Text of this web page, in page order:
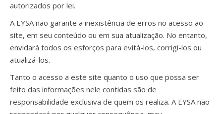
autorizados por lei.
A EYSA não garante a inexistência de erros no acesso ao
site, em seu conteúdo ou em sua atualização. No entanto,
envidará todos os esforços para evitá-los, corrigi-los ou
atualizá-los.
Tanto o acesso a este site quanto o uso que possa ser
feito das informações nele contidas são de
responsabilidade exclusiva de quem os realiza. A EYSA não